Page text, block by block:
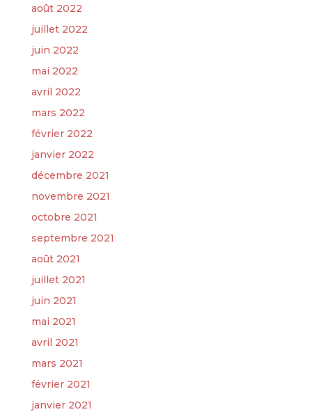
août 2022
juillet 2022
juin 2022
mai 2022
avril 2022
mars 2022
février 2022
janvier 2022
décembre 2021
novembre 2021
octobre 2021
septembre 2021
août 2021
juillet 2021
juin 2021
mai 2021
avril 2021
mars 2021
février 2021
janvier 2021